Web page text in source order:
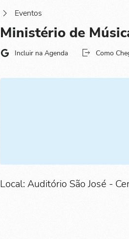
Eventos
Ministério de
Incluir na Agenda Como
Local: Auditório São José -